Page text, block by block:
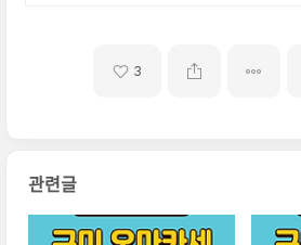
3
관련글